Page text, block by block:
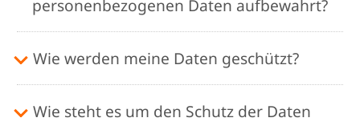
personenbezogenen Daten aufbewahrt?
Wie werden meine Daten geschützt?
Wie steht es um den Schutz der Daten